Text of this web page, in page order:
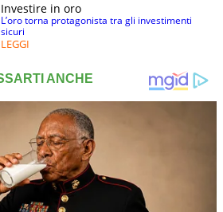
Investire in oro
L’oro torna protagonista tra gli investimenti
sicuri
LEGGI